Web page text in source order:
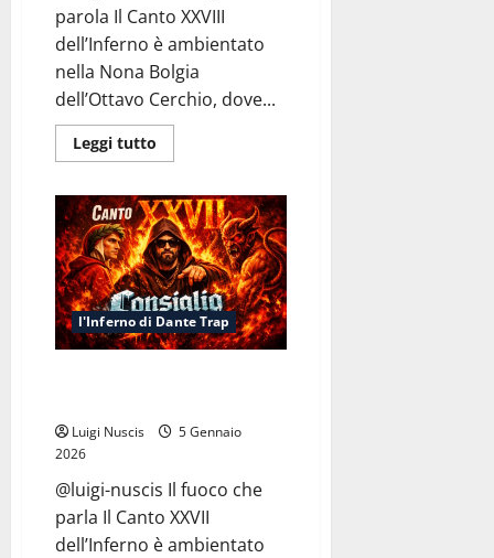
parola Il Canto XXVIII
dell’Inferno è ambientato
nella Nona Bolgia
dell’Ottavo Cerchio, dove...
Leggi tutto
di
Inferno
Canto
XXVIII:
Nona
Bolgia
(Contrappasso
Trap)
l'Inferno di Dante Trap
Luigi Nuscis
5 Gennaio
2026
@luigi-nuscis Il fuoco che
parla Il Canto XXVII
dell’Inferno è ambientato